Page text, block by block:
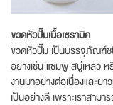
ขวดหัวปั๊มเนื้อเซรามิค
ขวดหัวปั๊ม เป็นบรรจุภัณฑ์ช
อย่างเช่น แชมพู สบู่เหลว
งานมาอย่างต่อเนื่องและยา
เป็นอย่างดี เพราะเราสาม